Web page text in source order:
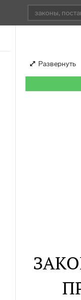
Развернуть